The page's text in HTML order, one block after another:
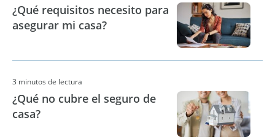
¿Qué requisitos necesito para
asegurar mi casa?
3 minutos de lectura
¿Qué no cubre el seguro de
casa?